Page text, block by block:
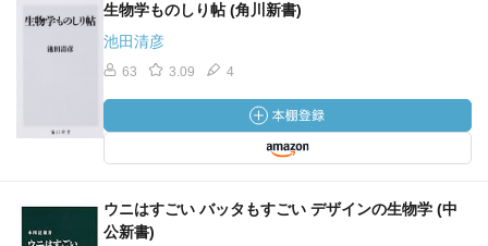
「泣き面に蜂──日和見感染症 悪いことが、続けざまに起
こるたとえです。 災いの連鎖は、ひとつの病気をきっか
けとしてよく起こります。たとえば病気になって体力がお
とろえると免疫力が低下し、いろいろな感染症にかかりや
すくなります。とくに問題になるのは次に紹介する、日和
見感染症です。 細菌は皮膚や粘膜の外側に常在菌として
類は約一〇〇〇、その数は人の体を構成している細胞の数
（約三七兆個）の一〇数倍の一〇〇〇兆個にのぼりま
生物学ものしり帖 (角川新書)
池田清彦
63 3.09 4
ウニはすごい バッタもすごい デザインの生物学 (中
公新書)